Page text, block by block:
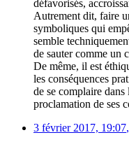
défavorisés,
Autrement dit, faire
symboliques qui
semble
de sauter comme
De même, il est
les conséquences
de se complaire
proclamation de ses
3 février 2017, 19:07,